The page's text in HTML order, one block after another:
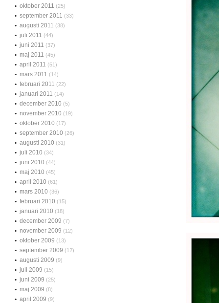
oktober 2011 (25)
september 2011 (33)
augusti 2011 (38)
juli 2011 (44)
juni 2011 (37)
maj 2011 (45)
april 2011 (51)
mars 2011 (14)
februari 2011 (22)
januari 2011 (14)
december 2010 (5)
november 2010 (19)
oktober 2010 (17)
september 2010 (26)
augusti 2010 (31)
juli 2010 (34)
juni 2010 (44)
maj 2010 (45)
april 2010 (61)
mars 2010 (36)
februari 2010 (15)
januari 2010 (18)
december 2009 (7)
november 2009 (12)
oktober 2009 (13)
september 2009 (12)
augusti 2009 (9)
juli 2009 (15)
juni 2009 (25)
maj 2009 (8)
april 2009 (9)